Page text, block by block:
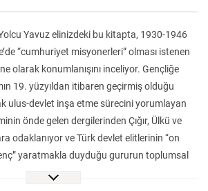
Bilim
Yavuz elinizdeki bu kitapta, 1930-1946
“cumhuriyet misyonerleri” olması istenen
olarak konumlanışını inceliyor. Gençliğe
19. yüzyıldan itibaren geçirmiş olduğu
ulus-devlet inşa etme sürecini yorumlayan
önde gelen dergilerinden Çığır, Ülkü ve
odaklanıyor ve Türk devlet elitlerinin “on
yaratmakla duyduğu gururun toplumsal
alıyor. Cumhuriyet Misyonerleri: 1930-1946